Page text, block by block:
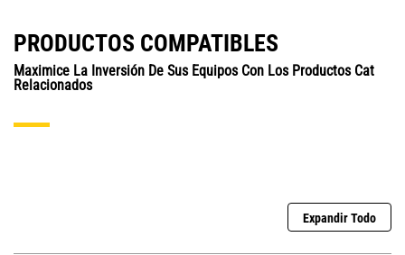
PRODUCTOS COMPATIBLES
Maximice La Inversión De Sus Equipos Con Los Productos Cat
Relacionados
Expandir Todo